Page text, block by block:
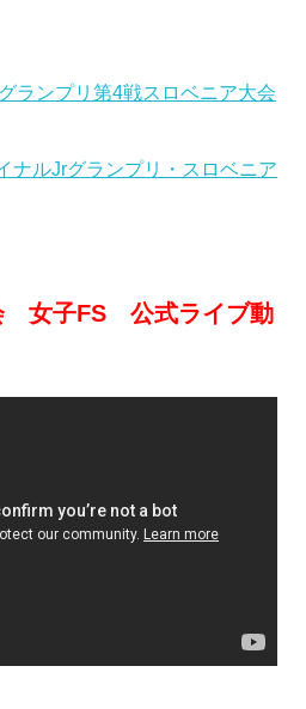
ランプリ第4戦スロベニア大会
ナルJrグランプリ・スロベニア
女子FS 公式ライブ動